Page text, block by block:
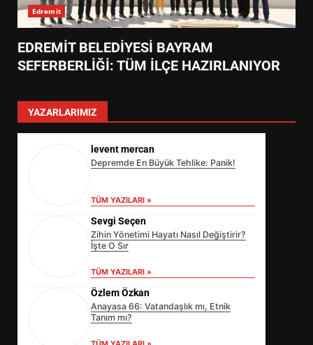
Edremit
EDREMİT BELEDİYESİ BAYRAM
SEFERBERLİĞİ: TÜM İLÇE HAZIRLANIYOR
YAZARLARIMIZ
levent mercan
Depremde En Büyük Tehlike: Panik!
TÜM YAZILARI »
Sevgi Seçen
Zihin Yönetimi Hayatı Nasıl Değiştirir?
İşte O Sır
TÜM YAZILARI »
Özlem Özkan
Anayasa 66: Vatandaşlık mı, Etnik
Tanım mı?